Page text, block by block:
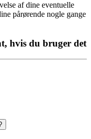
af dine eventuelle
pårørende nogle gange
hvis du bruger det